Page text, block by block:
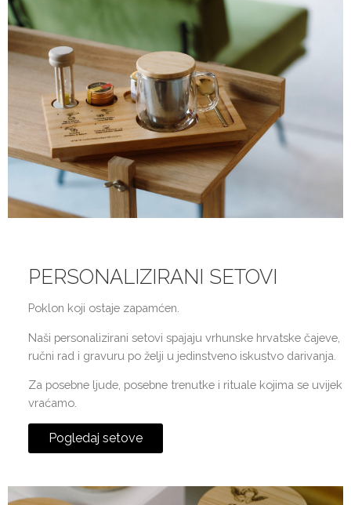
PERSONALIZIRANI SETOVI
Poklon koji ostaje zapamćen.
Naši personalizirani setovi spajaju vrhunske hrvatske čajeve,
ručni rad i gravuru po želji u jedinstveno iskustvo darivanja.
Za posebne ljude, posebne trenutke i rituale kojima se uvijek
vraćamo.
Pogledaj setove